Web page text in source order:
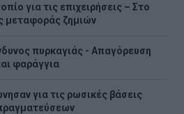
για τις επιχειρήσεις – Στο
μεταφοράς ζημιών
πυρκαγιάς - Απαγόρευση
φαράγγια
για τις ρωσικές βάσεις